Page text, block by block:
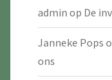
admin op De
Janneke Pops
ons